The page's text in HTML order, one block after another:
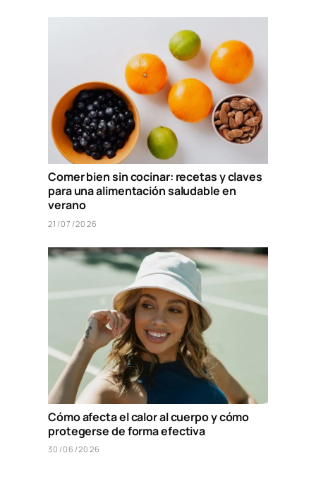
Comer bien sin cocinar: recetas y claves
para una alimentación saludable en
verano
21/07/2026
Cómo afecta el calor al cuerpo y cómo
protegerse de forma efectiva
30/06/2026